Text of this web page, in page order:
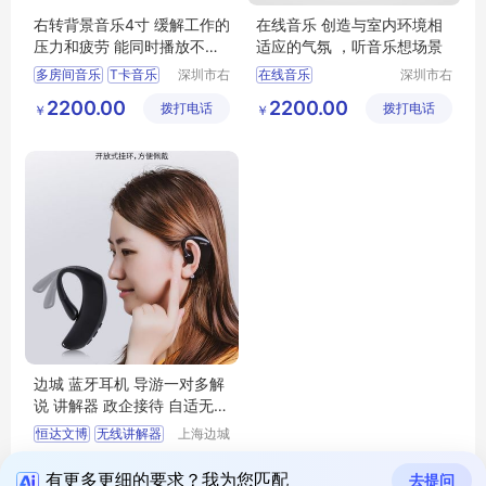
右转背景音乐4寸 缓解工作的
压力和疲劳 能同时播放不同
的歌曲
多房间音乐 T卡音乐
智能家居
深圳市右
技有限责
￥ 2200.00 拨打电话
在线音乐 创造与室内环境相
适应的气氛 ，听音乐想场景
在线音乐
家庭背景音乐系统
深圳市右
技有限责
￥ 2200.00 拨打电话
边城 蓝牙耳机 导游一对多解
说 讲解器 政企接待 自适无线
八代
恒达文博 无线讲解器
一对多导游带团
上海边城
有限公司
￥ 580.00 拨打电话
有更多更细的要求？我为您匹配 去提问